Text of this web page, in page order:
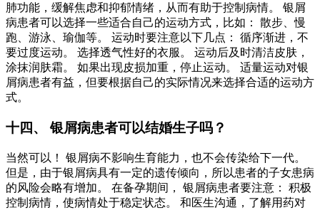
肺功能，缓解焦虑和抑郁情绪，从而有助于控制病情。 银屑
病患者可以选择一些适合自己的运动方式，比如： 散步、慢
跑、游泳、瑜伽等。 运动时要注意以下几点： 循序渐进，不
要过度运动。 选择透气性好的衣服。 运动后及时清洁皮肤，
涂抹润肤霜。 如果出现皮损加重，停止运动。 适量运动对银
屑病患者有益，但要根据自己的实际情况来选择合适的运动方
式。
十四、 银屑病患者可以结婚生子吗？
当然可以！ 银屑病不影响生育能力，也不会传染给下一代。
但是，由于银屑病具有一定的遗传倾向，所以患者的子女患病
的风险会略有增加。 在备孕期间， 银屑病患者要注意： 积极
控制病情，使病情处于稳定状态。 和医生沟通，了解用药对